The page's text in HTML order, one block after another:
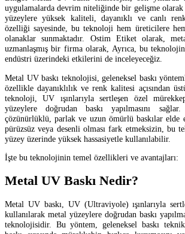
uygulamalarda devrim niteliğinde bir gelişme olarak
yüzeylere yüksek kaliteli, dayanıklı ve canlı
özelliği sayesinde, bu teknoloji hem üreticilere
olanaklar sunmaktadır. Ostim Etiket olarak,
uzmanlaşmış bir firma olarak, Ayrıca, bu
endüstri üzerindeki etkilerini de inceleyeceğiz.
Metal UV baskı teknolojisi, geleneksel baskı
özellikle dayanıklılık ve renk kalitesi açısından
teknoloji, UV ışınlarıyla sertleşen özel
yüzeylere doğrudan baskı yapılmasını
çözünürlüklü, parlak ve uzun ömürlü baskılar
pürüzsüz veya desenli olması fark etmeksizin, bu
yüzey üzerinde yüksek hassasiyetle kullanılabilir.
İşte bu teknolojinin temel özellikleri ve avantajları:
Metal UV Baskı Nedir?
Metal UV baskı, UV (Ultraviyole) ışınlarıyla
kullanılarak metal yüzeylere doğrudan baskı
teknolojisidir. Bu yöntem, geleneksel baskı